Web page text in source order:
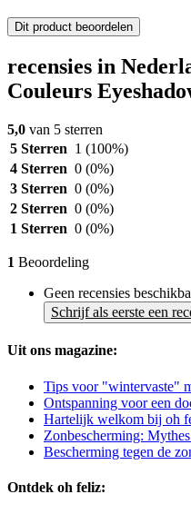
Dit product beoordelen
recensies in
Couleurs
5,0 van 5 sterren
5 Sterren 1 (100%)
4 Sterren 0 (0%)
3 Sterren 0 (0%)
2 Sterren 0 (0%)
1 Sterren 0 (0%)
1 Beoordeling
Geen recensies
Schrijf als eerste een
Uit ons magazine:
Tips voor "wintervaste"
Ontspanning voor een
Hartelijk welkom bij oh
Zonbescherming:
Bescherming tegen de
Ontdek oh feliz: